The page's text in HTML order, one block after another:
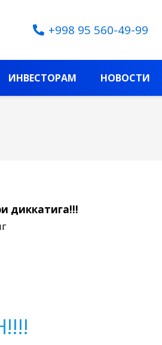
+998 95 560-49-99
ИНВЕСТОРАМ НОВОСТИ
диккатига!!!